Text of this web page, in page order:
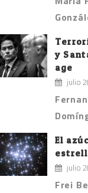
y
age
julio
El
julio
Frei